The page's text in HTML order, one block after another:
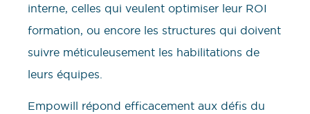
interne, celles qui veulent optimiser leur ROI
formation, ou encore les structures qui doivent
suivre méticuleusement les habilitations de
leurs équipes.
Empowill répond efficacement aux défis du